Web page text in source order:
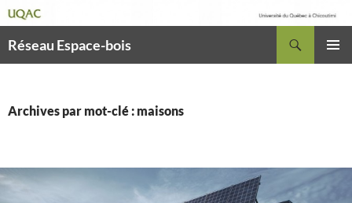
Réseau Espace-bois
Archives par mot-clé : maisons